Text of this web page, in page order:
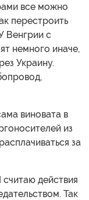
все можно
перестроить
Венгрии с
немного иначе,
Украину.
виновата в
из
за
действия
Так